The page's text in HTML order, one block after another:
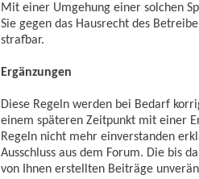
Mit einer Umgehung einer solchen
Sie gegen das Hausrecht des
strafbar.
Ergänzungen
Diese Regeln werden bei Bedarf
einem späteren Zeitpunkt mit einer
Regeln nicht mehr einverstanden
Ausschluss aus dem Forum. Die bis
von Ihnen erstellten Beiträge